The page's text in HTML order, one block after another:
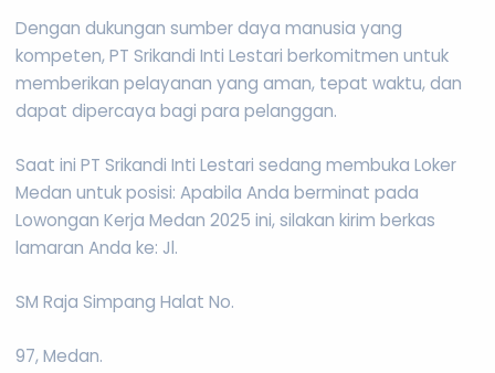
Dengan dukungan sumber daya manusia yang
kompeten, PT Srikandi Inti Lestari berkomitmen untuk
memberikan pelayanan yang aman, tepat waktu, dan
dapat dipercaya bagi para pelanggan.
Saat ini PT Srikandi Inti Lestari sedang membuka Loker
Medan untuk posisi: Apabila Anda berminat pada
Lowongan Kerja Medan 2025 ini, silakan kirim berkas
lamaran Anda ke: Jl.
SM Raja Simpang Halat No.
97, Medan.